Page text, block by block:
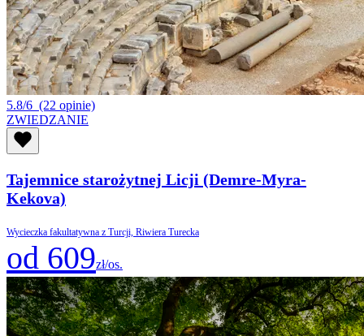
5.8/6 (22 opinie)
ZWIEDZANIE
Tajemnice starożytnej Licji (Demre-Myra-
Kekova)
Wycieczka fakultatywna z Turcji, Riwiera Turecka
od 609zł/os.